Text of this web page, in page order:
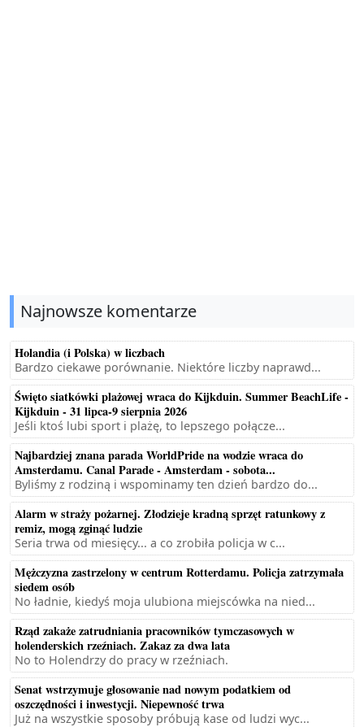
Najnowsze komentarze
Holandia (i Polska) w liczbach
Bardzo ciekawe porównanie. Niektóre liczby naprawd...
Święto siatkówki plażowej wraca do Kijkduin. Summer BeachLife -
Kijkduin - 31 lipca-9 sierpnia 2026
Jeśli ktoś lubi sport i plażę, to lepszego połącze...
Najbardziej znana parada WorldPride na wodzie wraca do
Amsterdamu. Canal Parade - Amsterdam - sobota...
Byliśmy z rodziną i wspominamy ten dzień bardzo do...
Alarm w straży pożarnej. Złodzieje kradną sprzęt ratunkowy z
remiz, mogą zginąć ludzie
Seria trwa od miesięcy... a co zrobiła policja w c...
Mężczyzna zastrzelony w centrum Rotterdamu. Policja zatrzymała
siedem osób
No ładnie, kiedyś moja ulubiona miejscówka na nied...
Rząd zakaże zatrudniania pracowników tymczasowych w
holenderskich rzeźniach. Zakaz za dwa lata
No to Holendrzy do pracy w rzeźniach.
Senat wstrzymuje głosowanie nad nowym podatkiem od
oszczędności i inwestycji. Niepewność trwa
Już na wszystkie sposoby próbują kase od ludzi wyc...